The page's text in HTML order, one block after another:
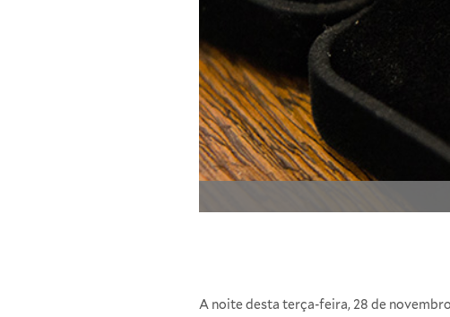
A noite desta terça-feira, 28 de